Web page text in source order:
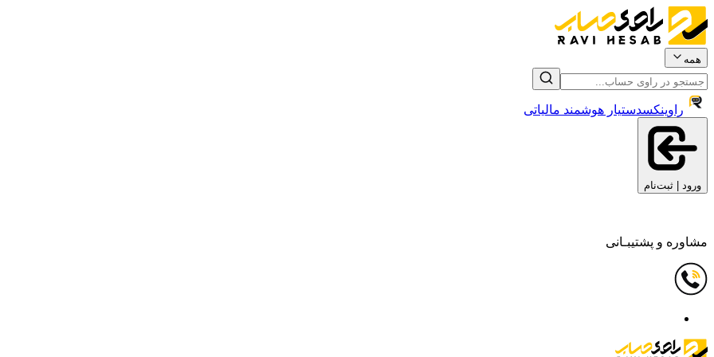
همه
راوینکسدستیار هوشمند مالیاتی
ورود | ثبت‌نام
مشاوره و پشتیبـانی